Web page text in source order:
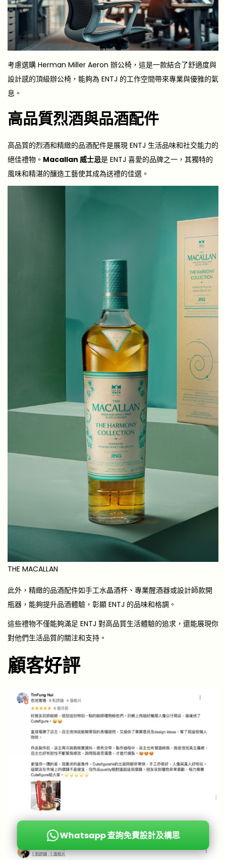
Whatsapp 查詢免費設計及構思
考慮選購 Herman Miller Aeron 辦公椅，這是一款結合了舒適度與
設計感的頂級辦公椅，能夠為 ENTJ 的工作空間帶來專業與優雅的氣
息。
高品質烈酒與品酒配件
高品質的烈酒和精緻的品酒配件是展現 ENTJ 生活品味和社交能力的
絕佳禮物。 Macallan 威士忌是 ENTJ 喜愛的品牌之一，其獨特的
風味和精湛的釀造工藝使其成為送禮的佳選。
THE MACALLAN
此外，精緻的品酒配件如手工水晶酒杯、專業醒酒器或設計師款開
瓶器，能夠提升品酒體驗，彰顯 ENTJ 的品味和格調。
這些禮物不僅能夠滿足 ENTJ 對高品質生活體驗的追求，還能展現你
對他們生活品質的關注和支持。
顧客好評